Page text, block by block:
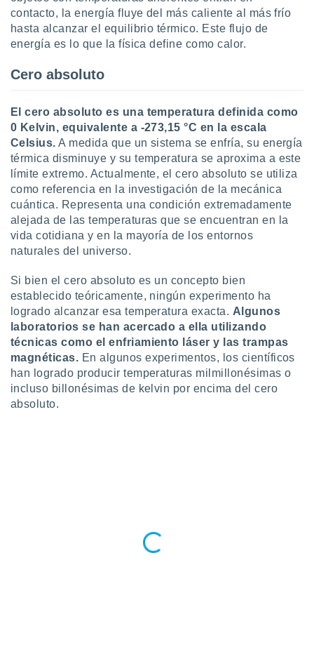
perfiles
utilizar
uso de
la
contenido
medir el
de la
del
de
o a través
de
de
uso de
con el
e
mediante
contacto, la energía fluye del más caliente al más frío
hasta alcanzar el equilibrio térmico. Este flujo de
energía es lo que la física define como calor.
Cero absoluto
El cero absoluto es una temperatura definida como
0 Kelvin, equivalente a -273,15 °C en la escala
Celsius. A medida que un sistema se enfría, su energía
térmica disminuye y su temperatura se aproxima a este
límite extremo. Actualmente, el cero absoluto se utiliza
como referencia en la investigación de la mecánica
cuántica. Representa una condición extremadamente
alejada de las temperaturas que se encuentran en la
vida cotidiana y en la mayoría de los entornos
naturales del universo.
Si bien el cero absoluto es un concepto bien
establecido teóricamente, ningún experimento ha
logrado alcanzar esa temperatura exacta. Algunos
laboratorios se han acercado a ella utilizando
técnicas como el enfriamiento láser y las trampas
magnéticas. En algunos experimentos, los científicos
han logrado producir temperaturas milmillonésimas o
incluso billonésimas de kelvin por encima del cero
absoluto.